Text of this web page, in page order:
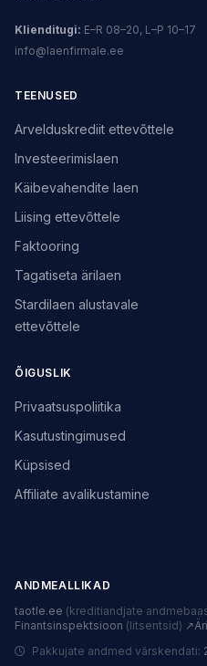
Klienditugi: E–R 08–20, L–P 10–17
info@laenfirmale.ee
TEENUSED
Arvelduskrediit ettevõttele
Investeerimislaen
Käibevahendite laen
Liising ettevõttele
Faktooring
Tagatiseta ärilaen
Stardilaen alustavale
ettevõttele
ÕIGUSLIK
Privaatsuspoliitika
Kasutustingimused
Küpsised
Affiliate avalikustamine
ANDMEALLIKAD
taotle.ee (kreditiandjate
Finantsinspektsioon (litsentsid) ↗
Pakkujate andmed värskendati: